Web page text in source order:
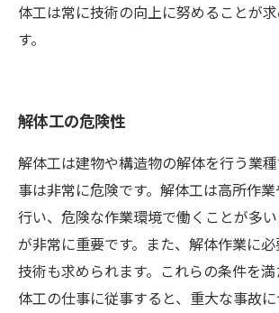
体工は常に技術の向上に努めることが
す。
解体工の危険性
解体工は建物や構造物の解体を行う業
事は非常に危険です。解体工は高所作
行い、危険な作業環境で働くことが多
が非常に重要です。また、解体作業に
技術も求められます。これらの条件を
体工の仕事に従事すると、重大な事故